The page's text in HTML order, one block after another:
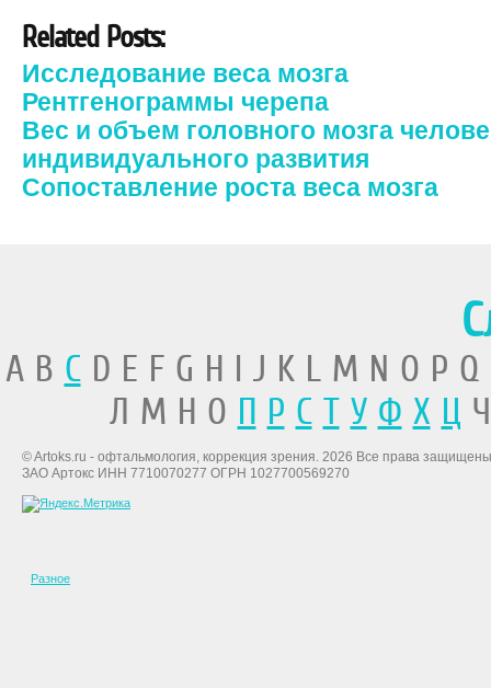
Related Posts:
Исследование веса мозга
Рентгенограммы черепа
Вес и объем головного мозга
индивидуального развития
Сопоставление роста веса мозга
A B CD E F G H I J K L M N O P
Л М Н О П Р С Т У Ф Х Ц
© Artoks.ru - офтальмология, коррекция зрения. 2026 Все права
ЗАО Артокс ИНН 7710070277 ОГРН 1027700569270
Разное